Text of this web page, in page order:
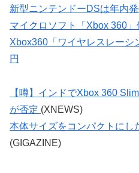
新型ニンテンドーDSは年内発
マイクロソフト「Xbox 360
Xbox360「ワイヤレスレーシ
円
【噂】インドでXbox 360
が否定 (XNEWS)
本体サイズをコンパクトにし
(GIGAZINE)